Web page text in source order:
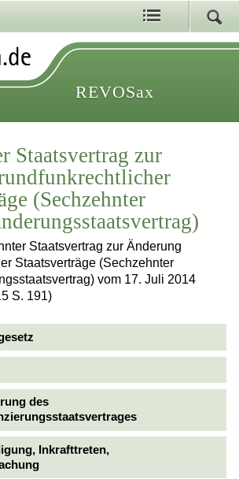
REVOSax
Staatsvertrag zur
(Sechzehnter
Staatsvertrag zur Änderung
Staatsverträge (Sechzehnter
vom 17. Juli 2014
S. 191)
des
Inkrafttreten,